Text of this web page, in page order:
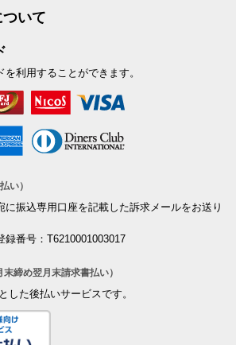
いて
利用することができます。
い）
に振込専用口座を記載した訴求メールをお送り
録番号：T6210001003017
末締め翌月末請求書払い）
した後払いサービスです。